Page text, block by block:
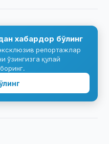
хабардор бўлинг
репортажлар
ўзингизга қулай